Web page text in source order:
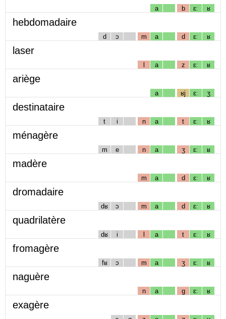
a b ɛː ʁ
hebdomadaire
d ɔ m a d ɛː ʁ
laser
l a z ɛː ʁ
ariège
a ʁj ɛː ʒ
destinataire
t i n a t ɛː ʁ
ménagère
m e n a ʒ ɛː ʁ
madère
m a d ɛː ʁ
dromadaire
dʁ ɔ m a d ɛː ʁ
quadrilatère
dʁ i l a t ɛː ʁ
fromagère
fʁ ɔ m a ʒ ɛː ʁ
naguère
n a g ɛː ʁ
exagère